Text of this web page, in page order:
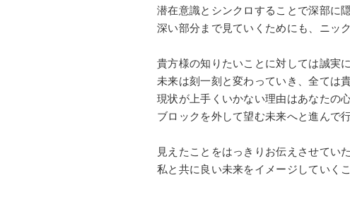
潜在意識とシンクロすることで深部に
深い部分まで見ていくためにも、ニッ
貴方様の知りたいことに対しては誠実
未来は刻一刻と変わっていき、全ては
現状が上手くいかない理由はあなたの
ブロックを外して望む未来へと進んで
見えたことをはっきりお伝えさせてい
私と共に良い未来をイメージしていく